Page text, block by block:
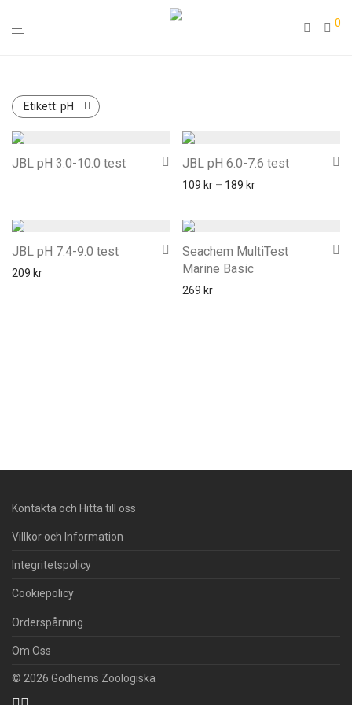
0
Etikett: pH
JBL pH 3.0-10.0 test JBL pH 6.0-7.6 test
109 kr – 189 kr
JBL pH 7.4-9.0 test
209 kr
Seachem MultiTest
Marine Basic
269 kr
Kontakta och Hitta till oss
Villkor och Information
Integritetspolicy
Cookiepolicy
Orderspårning
Om Oss
© 2026 Godhems Zoologiska